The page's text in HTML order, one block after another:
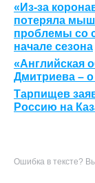
«Из-за
потеряла
проблемы со
начале сезона
«Английская
Дмитриева –
Тарпищев
Россию на
Ошибка в тексте?